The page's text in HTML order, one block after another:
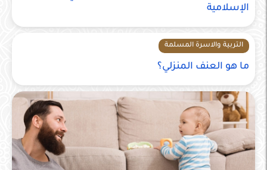
الإسلامية
التربية والاسرة المسلمة
ما هو العنف المنزلي؟